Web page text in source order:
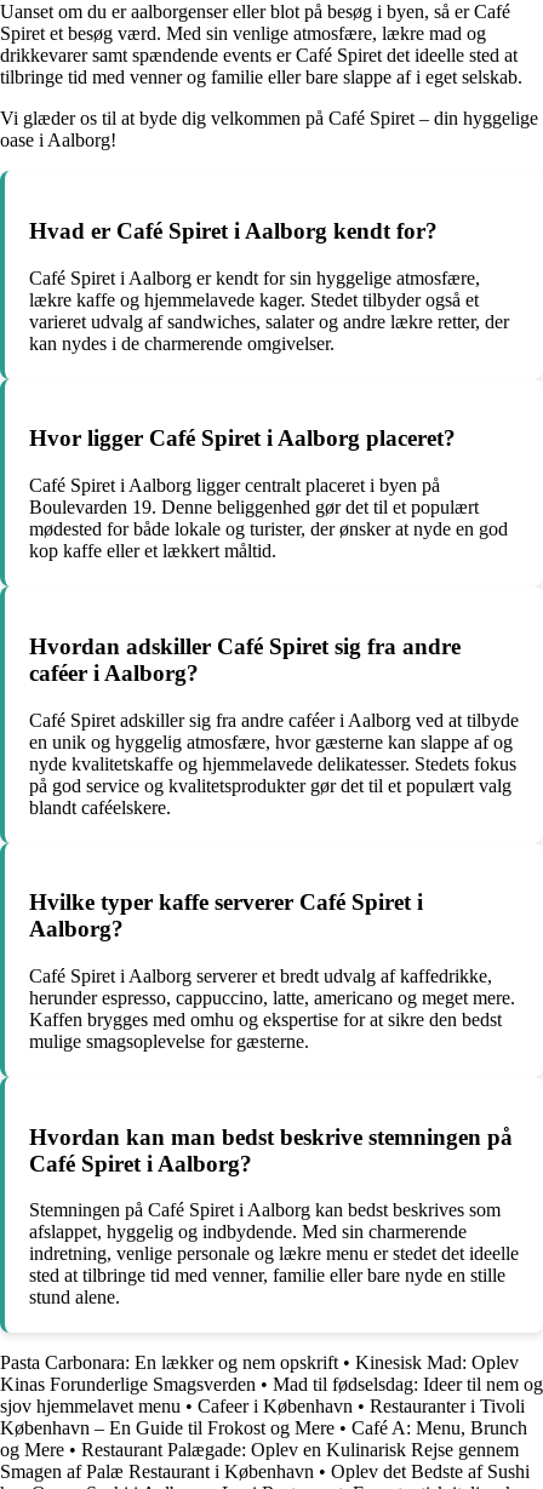
Uanset om du er aalborgenser eller blot på besøg i byen, så er Café
Spiret et besøg værd. Med sin venlige atmosfære, lækre mad og
drikkevarer samt spændende events er Café Spiret det ideelle sted at
tilbringe tid med venner og familie eller bare slappe af i eget selskab.
Vi glæder os til at byde dig velkommen på Café Spiret – din hyggelige
oase i Aalborg!
Hvad er Café Spiret i Aalborg kendt for?
Café Spiret i Aalborg er kendt for sin hyggelige atmosfære,
lækre kaffe og hjemmelavede kager. Stedet tilbyder også et
varieret udvalg af sandwiches, salater og andre lækre retter, der
kan nydes i de charmerende omgivelser.
Hvor ligger Café Spiret i Aalborg placeret?
Café Spiret i Aalborg ligger centralt placeret i byen på
Boulevarden 19. Denne beliggenhed gør det til et populært
mødested for både lokale og turister, der ønsker at nyde en god
kop kaffe eller et lækkert måltid.
Hvordan adskiller Café Spiret sig fra andre
caféer i Aalborg?
Café Spiret adskiller sig fra andre caféer i Aalborg ved at tilbyde
en unik og hyggelig atmosfære, hvor gæsterne kan slappe af og
nyde kvalitetskaffe og hjemmelavede delikatesser. Stedets fokus
på god service og kvalitetsprodukter gør det til et populært valg
blandt caféelskere.
Hvilke typer kaffe serverer Café Spiret i
Aalborg?
Café Spiret i Aalborg serverer et bredt udvalg af kaffedrikke,
herunder espresso, cappuccino, latte, americano og meget mere.
Kaffen brygges med omhu og ekspertise for at sikre den bedst
mulige smagsoplevelse for gæsterne.
Hvordan kan man bedst beskrive stemningen på
Café Spiret i Aalborg?
Stemningen på Café Spiret i Aalborg kan bedst beskrives som
afslappet, hyggelig og indbydende. Med sin charmerende
indretning, venlige personale og lækre menu er stedet det ideelle
sted at tilbringe tid med venner, familie eller bare nyde en stille
stund alene.
Pasta Carbonara: En lækker og nem opskrift • Kinesisk Mad: Oplev
Kinas Forunderlige Smagsverden • Mad til fødselsdag: Ideer til nem og
sjov hjemmelavet menu • Cafeer i København • Restauranter i Tivoli
København – En Guide til Frokost og Mere • Café A: Menu, Brunch
og Mere • Restaurant Palægade: Oplev en Kulinarisk Rejse gennem
Smagen af Palæ Restaurant i København • Oplev det Bedste af Sushi